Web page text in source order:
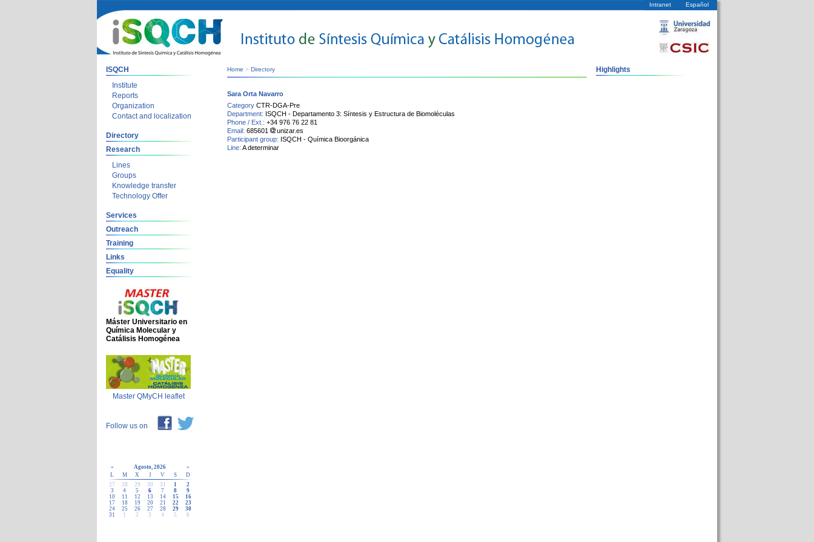
Intranet Español
ISQCH
Institute
Reports
Organization
Contact and localization
Directory
Research
Lines
Groups
Knowledge transfer
Technology Offer
Services
Outreach
Training
Links
Equality
Máster Universitario en
Química Molecular y
Catálisis Homogénea
Master QMyCH leaflet
Follow us on
« Agosto, 2026
»
L
M X J V S
D
27
28 29 30 31 1
2
3
4 5 6 7 8
9
10
11 12 13 14 15
16
17
18 19 20 21 22
23
24
25 26 27 28 29
30
31
1 2 3 4 5 6
Home > Directory
Sara Orta Navarro
Category CTR-DGA-Pre
Department: ISQCH - Departamento 3: Síntesis y Estructura de Biomoléculas
Phone / Ext.: +34 976 76 22 81
Email: 685601
unizar.es
Participant group: ISQCH - Química Bioorgánica
Line: A determinar
Highlights